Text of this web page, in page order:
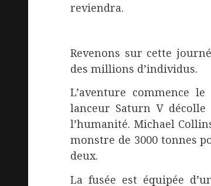
reviendra.
Revenons sur cette
des millions d’individus.
L’aventure commence
lanceur Saturn V
l’humanité. Michael
monstre de 3000 tonnes
deux.
La fusée est équipée